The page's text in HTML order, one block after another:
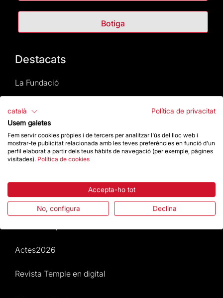
Botiga
Destacats
La Fundació
Preguntes freqüents
Atenció al Visitant
Normativa i condicions de compra
Agenda
Actes2026
Revista Temple en digital
català
Política de privacitat
Usem galetes
Fem servir cookies pròpies i de tercers per analitzar l'ús del lloc web i
mostrar-te publicitat relacionada amb les teves preferències en funció d'un
perfil elaborat a partir dels teus hàbits de navegació (per exemple, pàgines
visitades). Política de cookies
Accepta-ho tot
No, configura Declina